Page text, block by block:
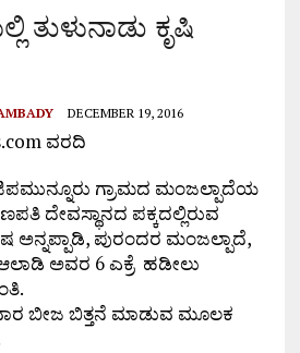
ತುಳುನಾಡು ಕೃಷಿ
DECEMBER 19, 2016
ವರದಿ
ಗ್ರಾಮದ ಮಂಜಲ್ಪಾದೆಯ
ದೇವಸ್ಥಾನದ ಪಕ್ಕದಲ್ಲಿರುವ
ಅನ್ನಪ್ಪಾಡಿ, ಪುರಂದರ ಮಂಜಲ್ಪಾದೆ,
ಅವರ 6 ಎಕ್ರೆ ಹಡೀಲು
ಬೀಜ ಬಿತ್ತನೆ ಮಾಡುವ ಮೂಲಕ